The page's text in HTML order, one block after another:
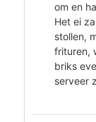
om en
Het ei
stollen,
frituren,
briks
serveer